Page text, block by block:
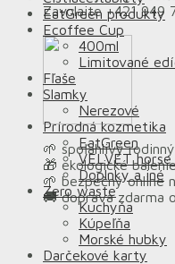
Zavolajte +421 949
🌱 spoľahlivý
🎁 ekologické
🌱 bezpečný online
🚚 doprava zdarma
EatGreen produkty
Ecoffee Cup
400ml
Limitované
Fľaše
Slamky
Nerezové
Prírodná kozmetika
EatGreen
VELVET
Doplnky a iné
Zero waste
Kuchyňa
Kúpeľňa
Morské hubky
Darčekové karty